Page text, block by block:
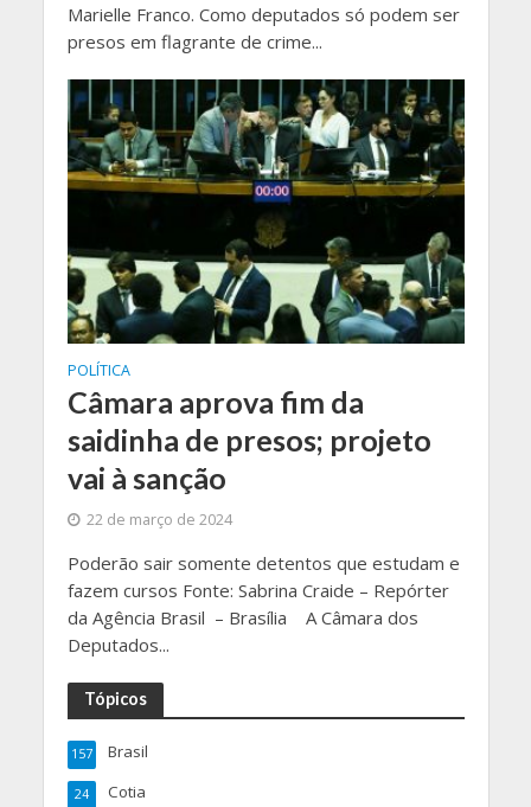
Marielle Franco. Como deputados só podem ser
presos em flagrante de crime...
POLÍTICA
Câmara aprova fim da
saidinha de presos; projeto
vai à sanção
22 de março de 2024
Poderão sair somente detentos que estudam e
fazem cursos Fonte: Sabrina Craide – Repórter
da Agência Brasil – Brasília A Câmara dos
Deputados...
Tópicos
Brasil
157
Cotia
24